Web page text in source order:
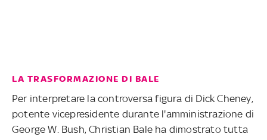
LA TRASFORMAZIONE DI BALE
Per interpretare la controversa figura di Dick Cheney,
potente vicepresidente durante l'amministrazione di
George W. Bush, Christian Bale ha dimostrato tutta